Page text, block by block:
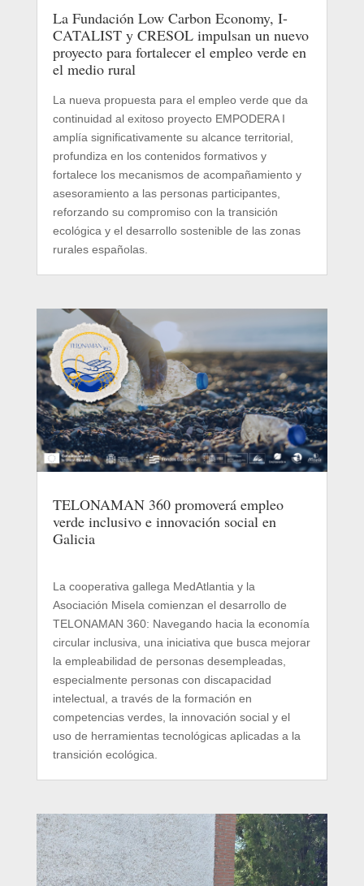
La Fundación Low Carbon Economy, I-
CATALIST y CRESOL impulsan un nuevo
proyecto para fortalecer el empleo verde en
el medio rural
La nueva propuesta para el empleo verde que da
continuidad al exitoso proyecto EMPODERA I
amplía significativamente su alcance territorial,
profundiza en los contenidos formativos y
fortalece los mecanismos de acompañamiento y
asesoramiento a las personas participantes,
reforzando su compromiso con la transición
ecológica y el desarrollo sostenible de las zonas
rurales españolas.
TELONAMAN 360 promoverá empleo
verde inclusivo e innovación social en
Galicia
La cooperativa gallega MedAtlantia y la
Asociación Misela comienzan el desarrollo de
TELONAMAN 360: Navegando hacia la economía
circular inclusiva, una iniciativa que busca mejorar
la empleabilidad de personas desempleadas,
especialmente personas con discapacidad
intelectual, a través de la formación en
competencias verdes, la innovación social y el
uso de herramientas tecnológicas aplicadas a la
transición ecológica.